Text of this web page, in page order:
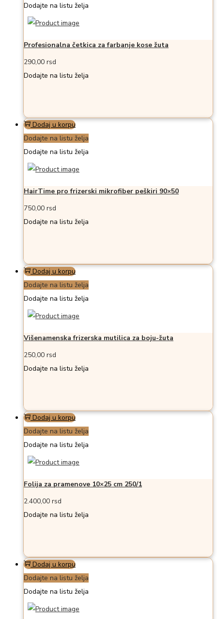
Dodajte na listu želja
Profesionalna četkica za farbanje kose žuta
290,00 rsd
Dodajte na listu želja
Dodaj u korpu
Dodajte na listu želja
Dodajte na listu želja
HairTime pro frizerski mikrofiber peškiri 90×50
750,00 rsd
Dodajte na listu želja
Dodaj u korpu
Dodajte na listu želja
Dodajte na listu želja
Višenamenska frizerska mutilica za boju-žuta
250,00 rsd
Dodajte na listu želja
Dodaj u korpu
Dodajte na listu želja
Dodajte na listu želja
Folija za pramenove 10×25 cm 250/1
2.400,00 rsd
Dodajte na listu želja
Dodaj u korpu
Dodajte na listu želja
Dodajte na listu želja